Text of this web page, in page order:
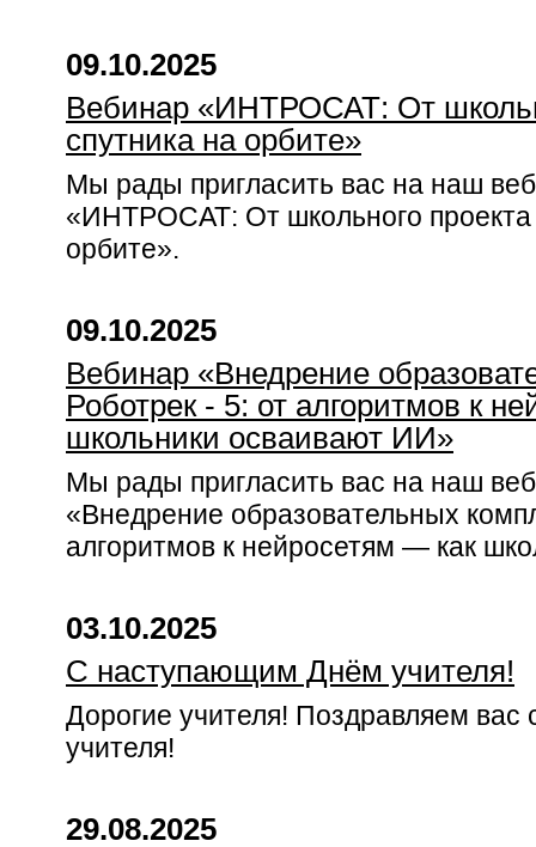
09.10.2025
Вебинар «ИНТРОСАТ: От
спутника на орбите»
Мы рады пригласить вас на наш
«ИНТРОСАТ: От школьного проекта
орбите».
09.10.2025
Вебинар «Внедрение
Роботрек - 5: от алгоритмов к
школьники осваивают ИИ»
Мы рады пригласить вас на наш
«Внедрение образовательных
алгоритмов к нейросетям — как
03.10.2025
С наступающим Днём учителя!
Дорогие учителя! Поздравляем
учителя!
29.08.2025